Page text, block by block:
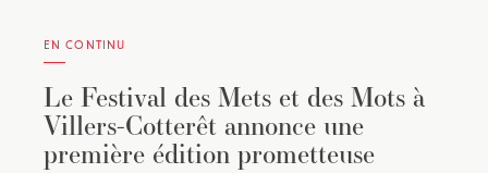
EN CONTINU
Le Festival des Mets et des Mots à
Villers-Cotterêt annonce une
première édition prometteuse